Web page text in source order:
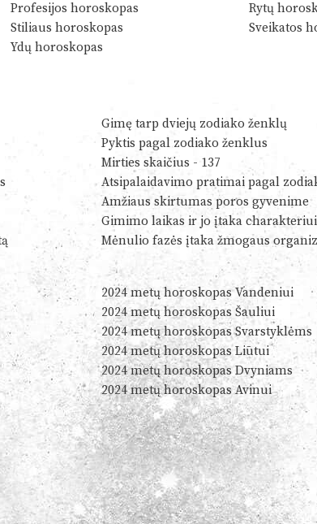
Profesijos horoskopas
Rytų
Stiliaus horoskopas
Sveikatos
Ydų horoskopas
Gimę tarp dviejų zodiako ženklų
Pyktis pagal zodiako ženklus
Mirties skaičius - 137
Atsipalaidavimo pratimai pagal
Amžiaus skirtumas poros gyvenime
Gimimo laikas ir jo įtaka charakteriui
Mėnulio fazės įtaka žmogaus
2024 metų horoskopas Vandeniui
2024 metų horoskopas Šauliui
2024 metų horoskopas Svarstyklėms
2024 metų horoskopas Liūtui
2024 metų horoskopas Dvyniams
2024 metų horoskopas Avinui